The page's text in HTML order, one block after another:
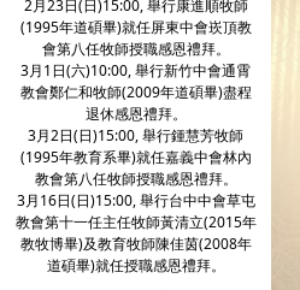
2月23日(日)15:00, 舉行康進順牧師
(1995年道碩畢)就任屏東中會崁頂教
會第八任牧師授職感恩禮拜。
3月1日(六)10:00, 舉行新竹中會通霄
教會鄭仁和牧師(2009年道碩畢)盡程
退休感恩禮拜。
3月2日(日)15:00, 舉行鍾慧芳牧師
(1995年教育系畢)就任嘉義中會林內
教會第八任牧師授職感恩禮拜。
3月16日(日)15:00, 舉行台中中會草屯
教會第十一任主任牧師黃清立(2015年
教牧博畢)及教育牧師陳佳茵(2008年
道碩畢)就任授職感恩禮拜。